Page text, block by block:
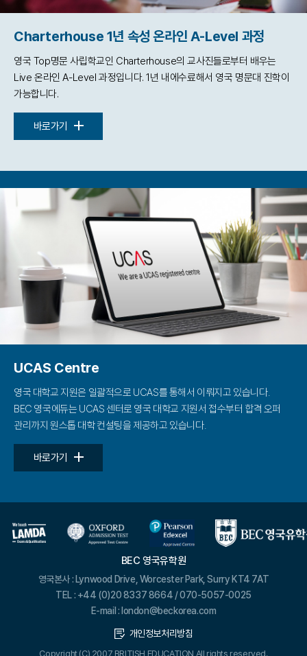
Charterhouse 1년 속성 온라인 A-Level 과정
영국 Top명문 사립학교인 Charterhouse의교사진들로부터 배우는
Live 온라인 A-Level 과정입니다.1년 내에수료해서 영국 명문대 진학이
가능합니다.
바로가기
UCAS Centre
영국 대학교 지원은 일괄적으로 UCAS를 통해서 이뤄지고 있습니다.
BEC 영국에듀는 UCAS 센터로 영국 대학교 지원서 접수부터 합격 오퍼
관리까지 원스톱 대학 컨설팅을 제공하고 있습니다.
바로가기
BEC 영국유학원
영국본사 : Lynwood Drive, Worcester Park, Surry KT4 7AT
TEL : +44 (0)20 8337 8664 / 070-5057-0025
E-mail : london@beckorea.com
개인정보처리방침
Copyright (C) 2007 BRITISH EDUCATION All rights reserved.